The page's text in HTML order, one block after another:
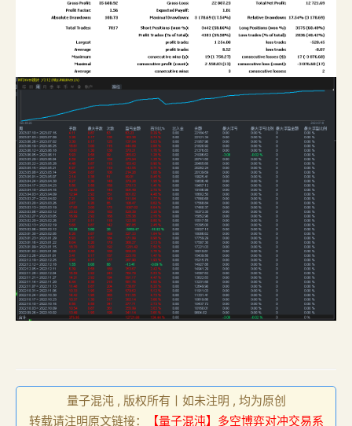
量子混沌 , 版权所有丨如未注明 , 均为原创
转载请注明原文链接：
【量子混沌】多空博弈对冲交易系